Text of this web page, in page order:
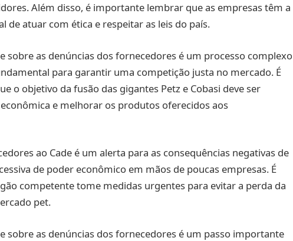
Além disso, é importante lembrar que as empresas têm a
de atuar com ética e respeitar as leis do país.
sobre as denúncias dos fornecedores é um processo complexo
para garantir uma competição justa no mercado. É
o objetivo da fusão das gigantes Petz e Cobasi deve ser
e melhorar os produtos oferecidos aos
ao Cade é um alerta para as consequências negativas de
de poder econômico em mãos de poucas empresas. É
competente tome medidas urgentes para evitar a perda da
pet.
sobre as denúncias dos fornecedores é um passo importante